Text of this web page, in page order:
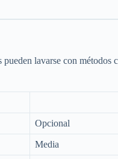
lavarse con
Opcional
Media